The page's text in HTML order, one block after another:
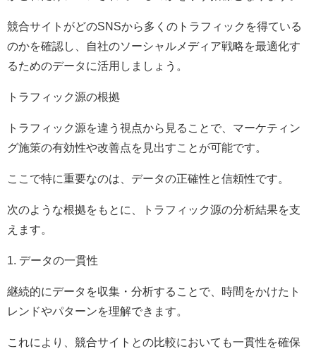
競合サイトがどのSNSから多くのトラフィックを得ている
のかを確認し、自社のソーシャルメディア戦略を最適化す
るためのデータに活用しましょう。
トラフィック源の根拠
トラフィック源を違う視点から見ることで、マーケティン
グ施策の有効性や改善点を見出すことが可能です。
ここで特に重要なのは、データの正確性と信頼性です。
次のような根拠をもとに、トラフィック源の分析結果を支
えます。
1. データの一貫性
継続的にデータを収集・分析することで、時間をかけたト
レンドやパターンを理解できます。
これにより、競合サイトとの比較においても一貫性を確保